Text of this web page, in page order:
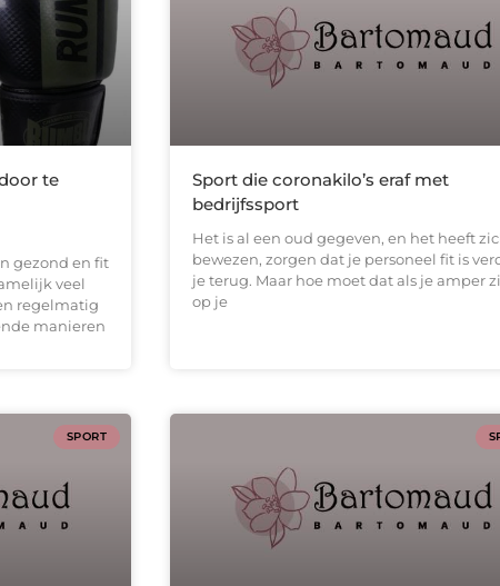
te
gezond en fit
veel
regelmatig
manieren
Sport die coronakilo’s eraf met
bedrijfssport
Het is al een oud gegeven, en het heeft
bewezen, zorgen dat je personeel fit is
je terug. Maar hoe moet dat als je amper
op je
SPORT